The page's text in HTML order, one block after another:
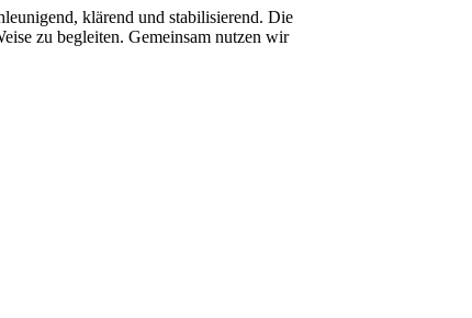
klärend und stabilisierend. Die
zu begleiten. Gemeinsam nutzen wir